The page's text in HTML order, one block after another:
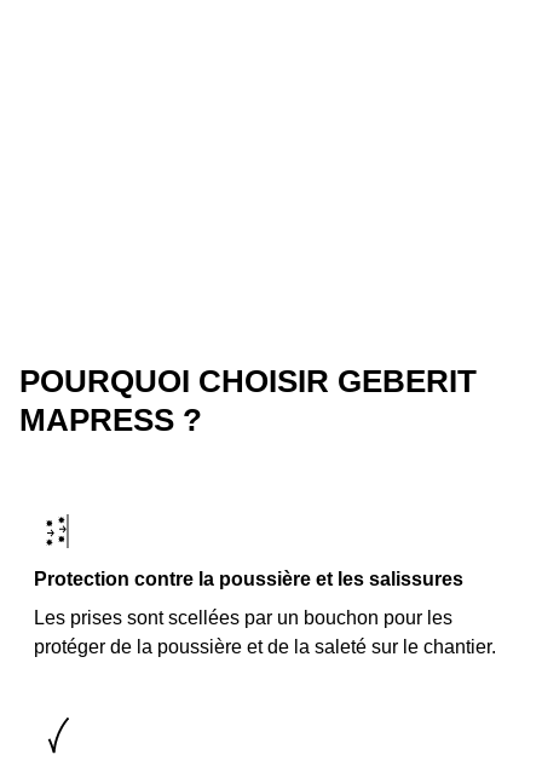
POURQUOI CHOISIR GEBERIT
MAPRESS ?
Protection contre la poussière et les salissures
Les prises sont scellées par un bouchon pour les
protéger de la poussière et de la saleté sur le chantier.